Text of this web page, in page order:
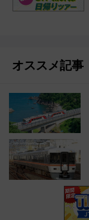
オススメ記事